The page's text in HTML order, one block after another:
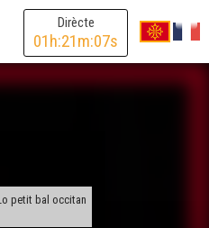
Dirècte
01h:21m:07s
petit bal occitan